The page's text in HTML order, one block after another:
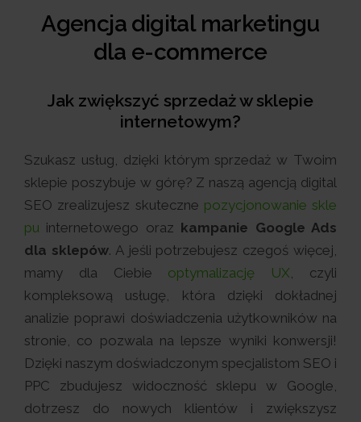
Agencja digital marketingu
dla e-commerce
Jak zwiększyć sprzedaż w sklepie
internetowym?
Szukasz usług, dzięki którym sprzedaż w Twoim
sklepie poszybuje w górę? Z naszą agencją digital
SEO zrealizujesz skuteczne pozycjonowanie skle
pu internetowego oraz kampanie Google Ads
dla sklepów. A jeśli potrzebujesz czegoś więcej,
mamy dla Ciebie optymalizację UX, czyli
kompleksową usługę, która dzięki dokładnej
analizie poprawi doświadczenia użytkowników na
stronie, co pozwala na lepsze wyniki konwersji!
Dzięki naszym doświadczonym specjalistom SEO i
PPC zbudujesz widoczność sklepu w Google,
dotrzesz do nowych klientów i zwiększysz